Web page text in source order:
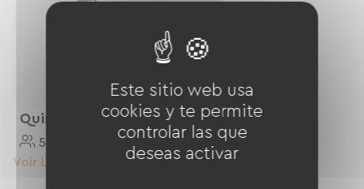
Quintuplicar
5 Personnes
Voir Le Logement
Este sitio web usa
cookies y te permite
controlar las que
deseas activar